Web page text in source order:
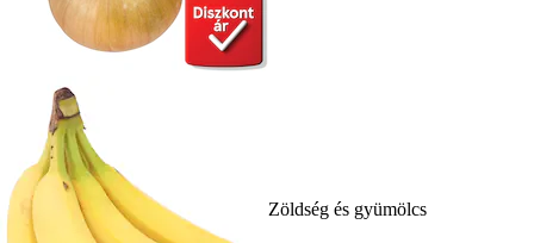
Zöldség és gyümölcs